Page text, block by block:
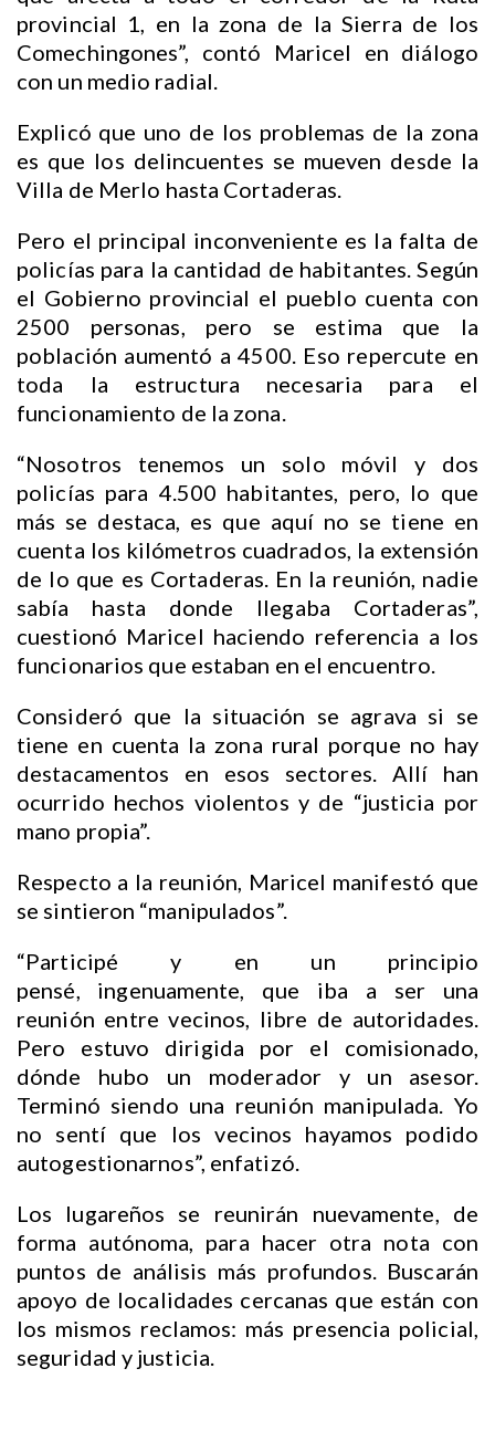
provincial 1, en la zona de la Sierra de los
Comechingones”, contó Maricel en diálogo
con un medio radial.
Explicó que uno de los problemas de la zona
es que los delincuentes se mueven desde la
Villa de Merlo hasta Cortaderas.
Pero el principal inconveniente es la falta de
policías para la cantidad de habitantes. Según
el Gobierno provincial el pueblo cuenta con
2500 personas, pero se estima que la
población aumentó a 4500. Eso repercute en
toda la estructura necesaria para el
funcionamiento de la zona.
“Nosotros tenemos un solo móvil y dos
policías para 4.500 habitantes, pero, lo que
más se destaca, es que aquí no se tiene en
cuenta los kilómetros cuadrados, la extensión
de lo que es Cortaderas. En la reunión, nadie
sabía hasta donde llegaba Cortaderas”,
cuestionó Maricel haciendo referencia a los
funcionarios que estaban en el encuentro.
Consideró que la situación se agrava si se
tiene en cuenta la zona rural porque no hay
destacamentos en esos sectores. Allí han
ocurrido hechos violentos y de “justicia por
mano propia”.
Respecto a la reunión, Maricel manifestó que
se sintieron “manipulados”.
“Participé y en un principio
pensé, ingenuamente, que iba a ser una
reunión entre vecinos, libre de autoridades.
Pero estuvo dirigida por el comisionado,
dónde hubo un moderador y un asesor.
Terminó siendo una reunión manipulada. Yo
no sentí que los vecinos hayamos podido
autogestionarnos”, enfatizó.
Los lugareños se reunirán nuevamente, de
forma autónoma, para hacer otra nota con
puntos de análisis más profundos. Buscarán
apoyo de localidades cercanas que están con
los mismos reclamos: más presencia policial,
seguridad y justicia.